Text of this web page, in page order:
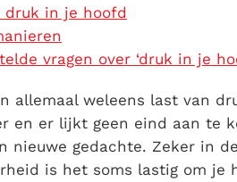
druk in je hoofd
vragen over ‘druk in je
allemaal weleens last van
en er lijkt geen eind aan te
nieuwe gedachte. Zeker in
is het soms lastig om je